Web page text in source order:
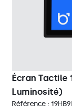
Écran Tactile
Luminosité)
Référence :